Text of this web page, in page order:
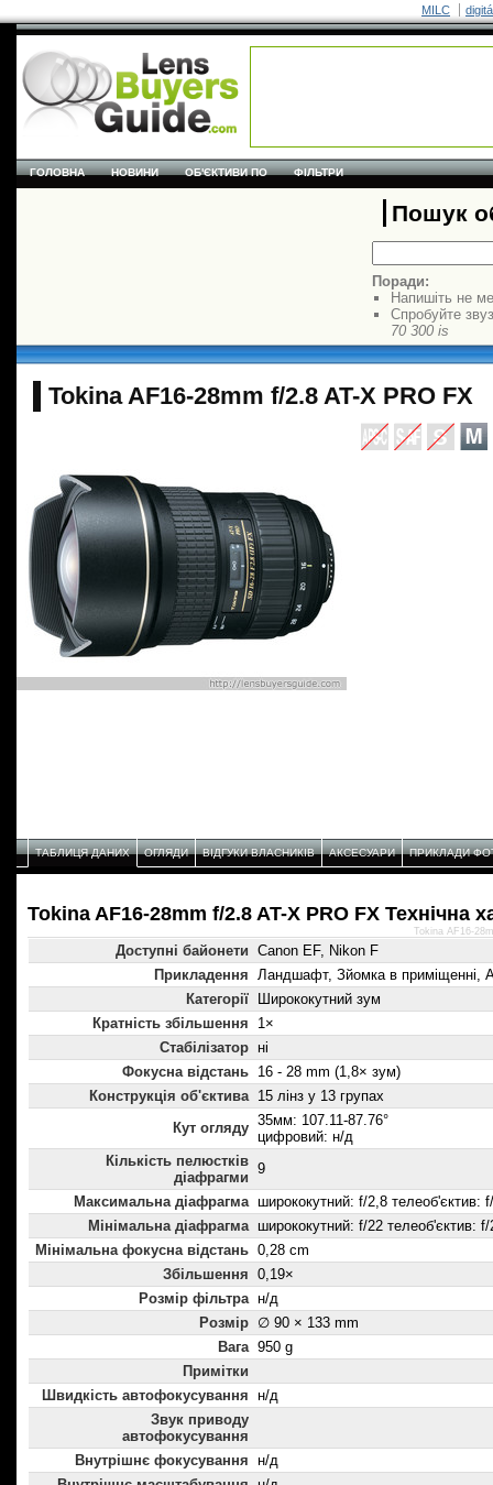
MILC
ГОЛОВНА НОВИНИ ОБ'ЄКТИВИ ПО ФІЛЬТРИ
Пошук
Поради:
Напишіть не
Спробуйте
70 300 is
Tokina AF16-28mm f/2.8 AT-X PRO FX
ТАБЛИЦЯ ДАНИХ ОГЛЯДИ ВІДГУКИ ВЛАСНИКІВ АКСЕСУАРИ ПРИКЛАДИ
Tokina AF16-28mm f/2.8 AT-X PRO FX Технічнa
Доступні байонети Canon EF, Nikon F
Прикладення Ландшафт, Зйомка в приміщенні,
Категорії
Ширококутний зум
Кратність збільшення
1×
Стабілізатор ні
Фокусна відстань 16 - 28 mm (1,8× зум)
Конструкція об'єктива 15 лінз у 13 групах
Кут огляду 35мм: 107.11-87.76°
цифровий: н/д
Кількість пелюстків
діафрагми
9
Максимальна діафрагма ширококутний: f/2,8 телеоб'єктив:
Мінімальна діафрагма ширококутний: f/22 телеоб'єктив: f/
Мінімальна фокусна відстань 0,28 cm
Збільшення 0,19×
Розмір фільтра н/д
Розмір ∅ 90 × 133 mm
Вага 950 g
Примітки
Швидкість автофокусування н/д
Звук приводу
автофокусування
Внутрішнє фокусування н/д
Tokina AF16-